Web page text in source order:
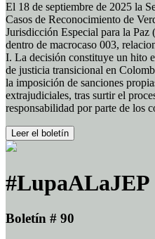
El 18 de septiembre de 2025 la
Casos de Reconocimiento de
Jurisdicción Especial para la
dentro de macrocaso 003,
I. La decisión constituye un hito
de justicia transicional en
la imposición de sanciones
extrajudiciales, tras surtir el
responsabilidad por parte de los
Leer el boletín
#LupaALaJEP
Boletín # 90